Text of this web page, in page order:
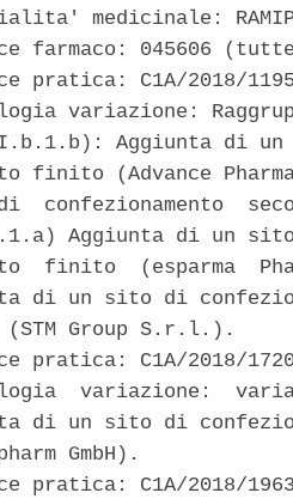
medicinale:
farmaco: 045606
pratica: C1A/2018/
variazione:
Aggiunta di un
finito (Advance
confezionamento
Aggiunta di un
finito  (esparma
di un sito di
Group S.r.l.).
pratica: C1A/2018/
variazione:
di un sito di
GmbH).
pratica: C1A/2018/